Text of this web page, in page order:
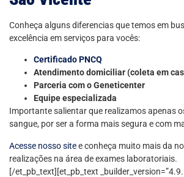
Conheça alguns diferencias que temos em
excelência em serviços para vocês:
Certificado PNCQ
Atendimento domiciliar (coleta em
Parceria com o Geneticenter
Equipe especializada
Importante salientar que realizamos apenas
sangue, por ser a forma mais segura e com
Acesse nosso sitee conheça muito mais da
realizações na área de exames laboratoriais.
[/et_pb_text][et_pb_text